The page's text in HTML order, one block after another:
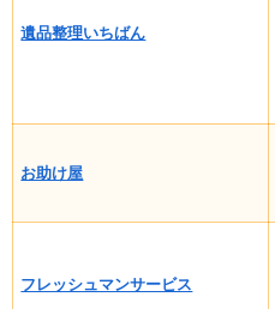
遺品整理いちばん
お助け屋
フレッシュマンサービス